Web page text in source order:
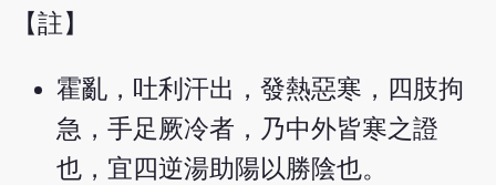
【註】
霍亂，吐利汗出，發熱惡寒，四肢拘
急，手足厥冷者，乃中外皆寒之證
也，宜四逆湯助陽以勝陰也。